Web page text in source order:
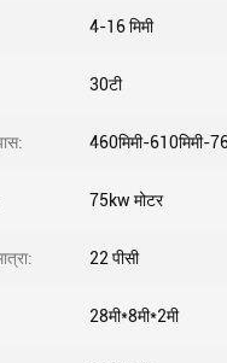
4-16 मिमी
30टी
460मिमी-610मिमी-
75kw मोटर
22 पीसी
28मी*8मी*2मी